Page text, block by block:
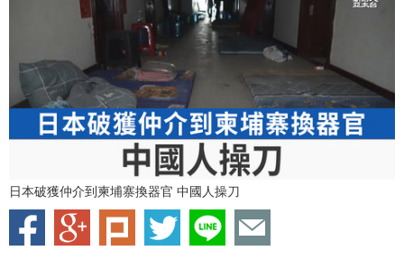
日本破獲仲介到柬埔寨換器官 中國人操刀